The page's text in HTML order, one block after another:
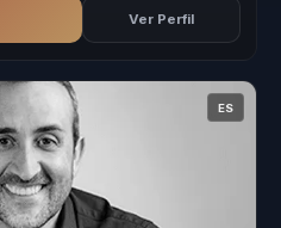
Ver Perfil
ES